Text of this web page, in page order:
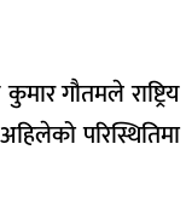
गौतमले राष्ट्रिय
परिस्थितिमा